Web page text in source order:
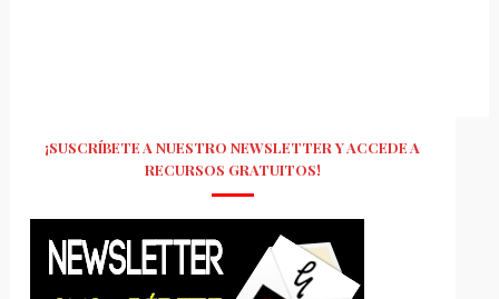
¡SUSCRÍBETE A NUESTRO NEWSLETTER Y ACCEDE A
RECURSOS GRATUITOS!